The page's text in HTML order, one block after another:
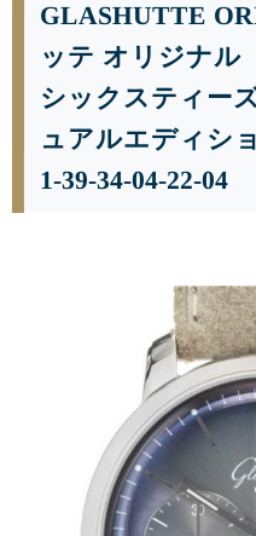
GLASHUTTE
ッテ オリジナル
シックスティー
ュアルエディシ
1-39-34-04-22-04